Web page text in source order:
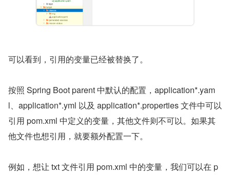
可以看到，引用的变量已经被替换了。
按照 Spring Boot parent 中默认的配置，application*.yam
l、application*.yml 以及 application*.properties 文件中可以
引用 pom.xml 中定义的变量，其他文件则不可以。如果其
他文件也想引用，就要额外配置一下。
例如，想让 txt 文件引用 pom.xml 中的变量，我们可以在 p